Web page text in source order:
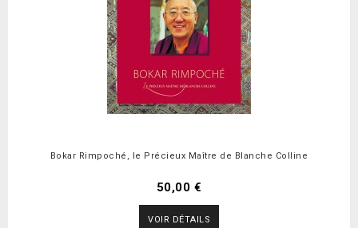
Bokar Rimpoché, le Précieux Maître de Blanche Colline
50,00 €
VOIR DÉTAILS